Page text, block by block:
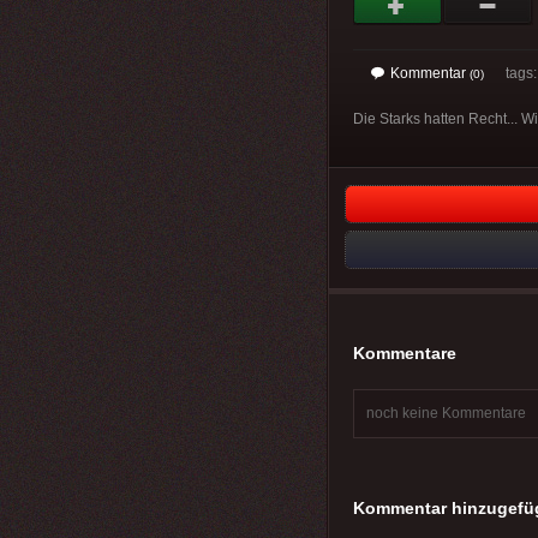
Kommentar (0)
Die Starks hatten Recht...
Kommentare
noch keine Kommentare
Kommentar